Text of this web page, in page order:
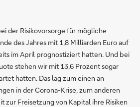
der Risikovorsorge für mögliche
des Jahres mit 1,8 Milliarden Euro auf
im April prognostiziert hatten. Und bei
stehen wir mit 13,6 Prozent sogar
hatten. Das lag zum einen an
in der Corona-Krise, zum anderen
zur Freisetzung von Kapital ihre Risiken